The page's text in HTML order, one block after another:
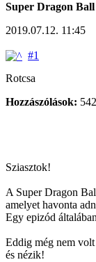
Super Dragon Ball
2019.07.12. 11:45
#1
Rotcsa
Hozzászólások: 542
Sziasztok!
A Super Dragon
amelyet havonta
Egy epizód
Eddig még nem
és nézik!